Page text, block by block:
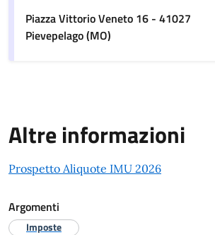
Piazza Vittorio Veneto 16 - 41027
Pievepelago (MO)
Altre informazioni
Prospetto Aliquote IMU 2026
Argomenti
Imposte